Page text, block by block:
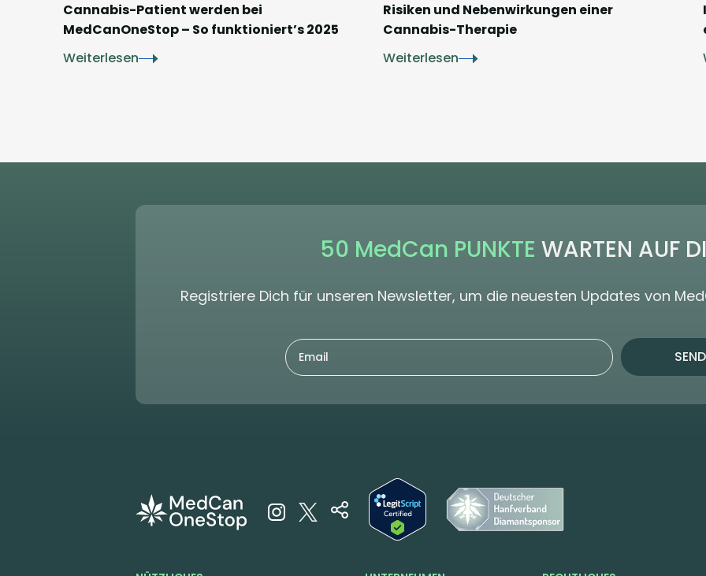
Cannabis-Patient werden bei
MedCanOneStop – So funktioniert’s 2025
Weiterlesen
Risiken und Nebenwirkungen einer
Cannabis-Therapie
Weiterlesen
50 MedCan PUNKTE WARTEN AUF
Registriere Dich für unseren Newsletter, um die neuesten Updates von